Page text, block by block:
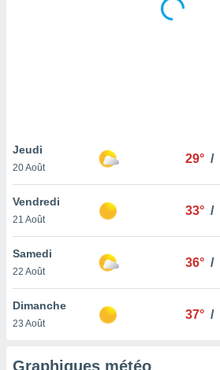
notre
que
et que
Jeudi
20 Août
29° /
Vendredi
21 Août
33° /
Samedi
22 Août
36° /
Dimanche
23 Août
37° /
Graphiques météo